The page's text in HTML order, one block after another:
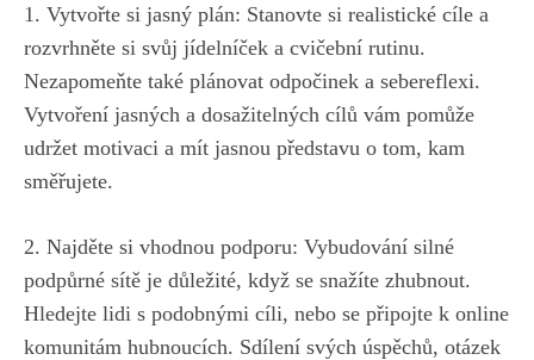
1. Vytvořte si jasný plán: Stanovte ​si​ realistické ​cíle a
rozvrhněte⁤ si svůj⁢ jídelníček a ⁢cvičební rutinu.
Nezapomeňte také ‍plánovat odpočinek a​ sebereflexi.
Vytvoření jasných a dosažitelných cílů vám pomůže
udržet‍ motivaci⁤ a mít jasnou představu o ‍tom, ⁤kam⁢
směřujete.
2. Najděte si vhodnou podporu: Vybudování silné
podpůrné sítě je důležité, když se ​snažíte zhubnout.
Hledejte lidi ‌s podobnými⁤ cíli, ​nebo se připojte ​k online
komunitám hubnoucích. Sdílení svých úspěchů, otázek